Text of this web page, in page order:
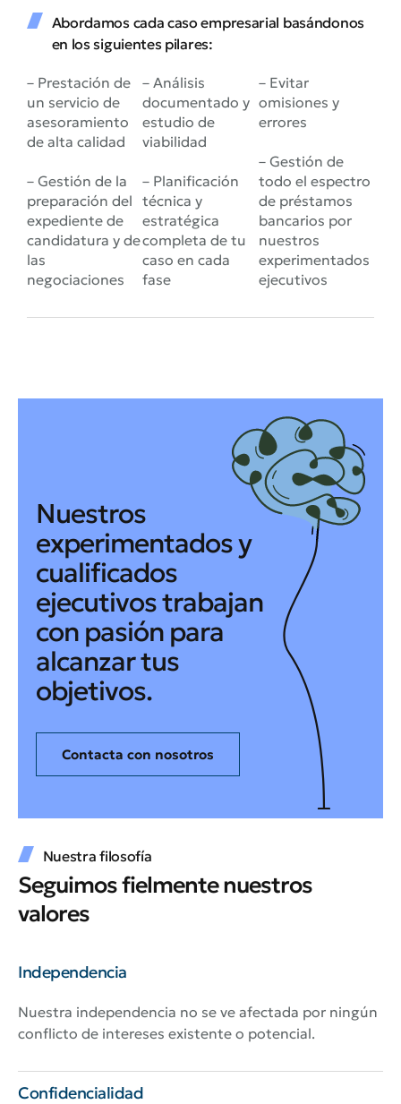
Abordamos cada caso empresarial basándonos
en los siguientes pilares:
– Prestación de
un servicio de
asesoramiento
de alta calidad
– Gestión de la
preparación del
expediente de
candidatura y de
las
negociaciones
– Análisis
documentado y
estudio de
viabilidad
– Planificación
técnica y
estratégica
completa de tu
caso en cada
fase
– Evitar
omisiones y
errores
– Gestión de
todo el espectro
de préstamos
bancarios por
nuestros
experimentados
ejecutivos
Nuestros
experimentados y
cualificados
ejecutivos trabajan
con pasión para
alcanzar tus
objetivos.
Contacta con nosotros
Nuestra filosofía
Seguimos fielmente nuestros
valores
Independencia
Nuestra independencia no se ve afectada por ningún
conflicto de intereses existente o potencial.
Confidencialidad